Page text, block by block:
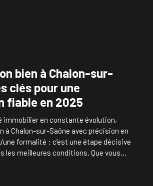
bien à Chalon-sur-
clés pour une
fiable en 2025
immobilier en constante évolution,
à Chalon-sur-Saône avec précision en
formalité : c’est une étape décisive
les meilleures conditions. Que vous